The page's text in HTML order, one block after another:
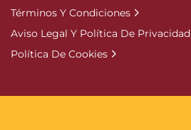
Términos Y Condiciones
Aviso Legal Y Política De Privacidad
Política De Cookies